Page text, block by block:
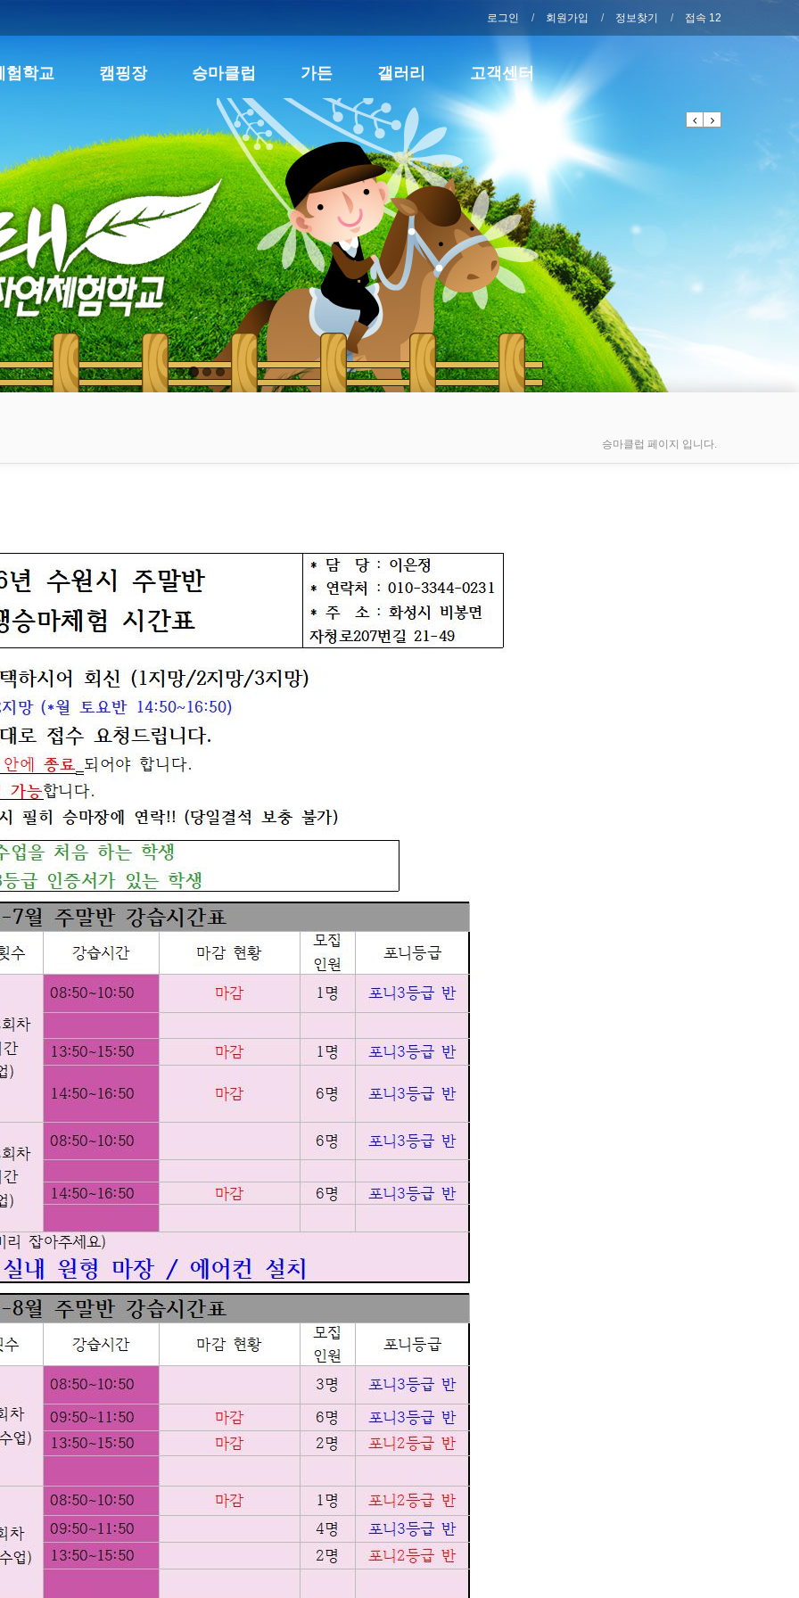
로그인 회원가입 정보찾기 접속 12
험학교 캠핑장 승마클럽 가든 갤러리 고객센터
Previous
Next
승마클럽 페이지 입니다.